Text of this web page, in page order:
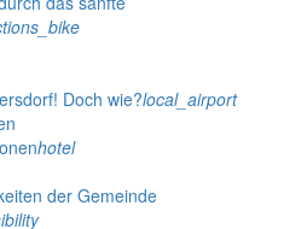
Doch wie?local_airport
hotel
der Gemeinde